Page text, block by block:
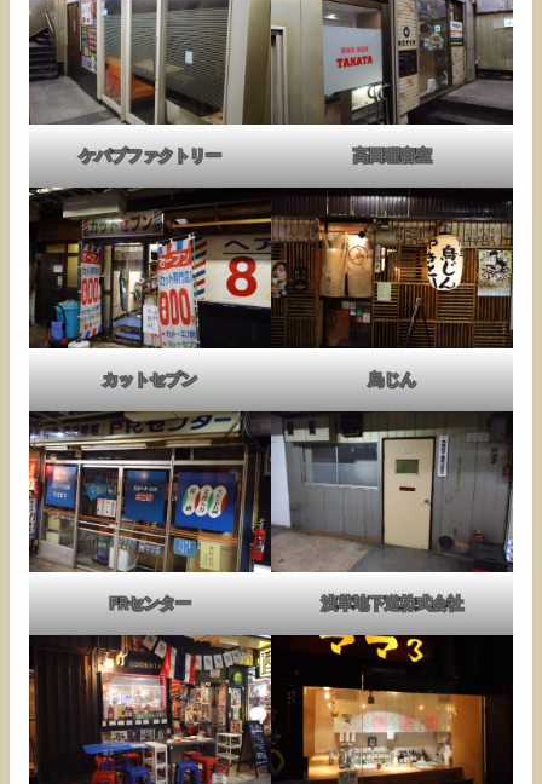
ケバブファクトリー 高田理容室
カットセブン 鳥じん
PRセンター 浅草地下道株式会社